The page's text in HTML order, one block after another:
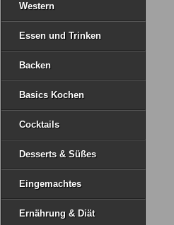
Western
Essen und Trinken
Backen
Basics Kochen
Cocktails
Desserts & Süßes
Eingemachtes
Ernährung & Diät